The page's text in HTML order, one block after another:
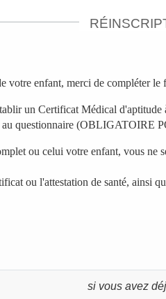
votre enfant, merci de compléter le
un Certificat Médical
au questionnaire (OBLIGATOIRE
ou celui votre enfant, vous ne
ou l'attestation de santé, ainsi
si vous avez